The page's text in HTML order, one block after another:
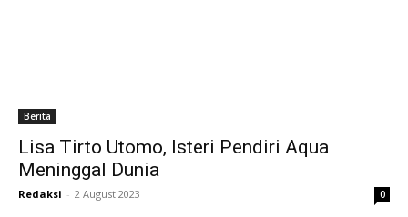
Berita
Lisa Tirto Utomo, Isteri Pendiri Aqua
Meninggal Dunia
Redaksi - 2 August 2023 0